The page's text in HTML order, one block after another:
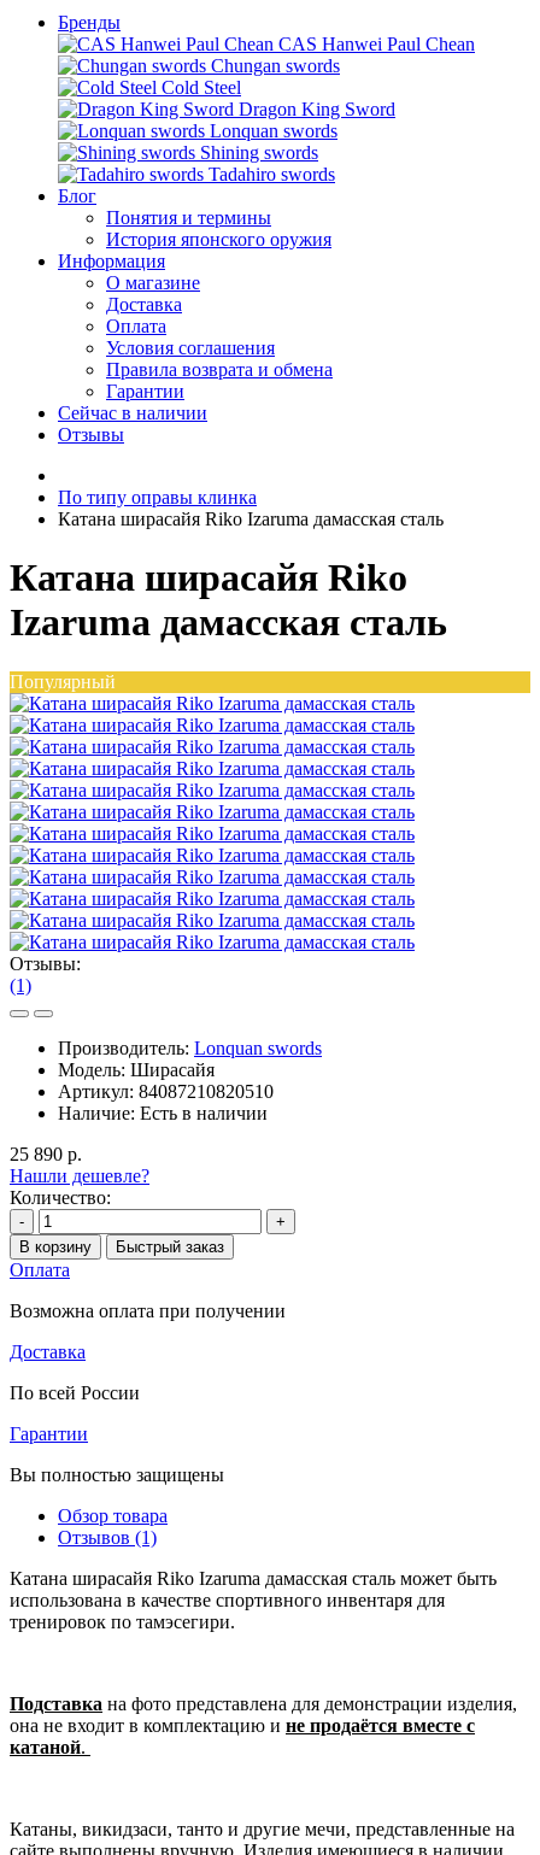
Бренды
CAS Hanwei Paul Chean
Chungan swords
Cold Steel
Dragon King Sword
Lonquan swords
Shining swords
Tadahiro swords
Блог
Понятия и термины
История японского оружия
Информация
О магазине
Доставка
Оплата
Условия соглашения
Правила возврата и обмена
Гарантии
Сейчас в наличии
Отзывы
По типу оправы клинка
Катана ширасайя Riko Izaruma дамасская сталь
Катана ширасайя Riko
Izaruma дамасская сталь
Популярный
Отзывы:
(1)
Производитель: Lonquan swords
Модель: Ширасайя
Артикул: 84087210820510
Наличие: Есть в наличии
25 890 р.
Нашли дешевле?
Количество:
-
+
В корзину
Быстрый заказ
Оплата
Возможна оплата при получении
Доставка
По всей России
Гарантии
Вы полностью защищены
Обзор товара
Отзывов (1)
Катана ширасайя Riko Izaruma дамасская сталь может быть
использована в качестве спортивного инвентаря для
тренировок по тамэсегири.
Подставка на фото представлена для демонстрации изделия,
она не входит в комплектацию и не продаётся вместе с
катаной.
Катаны, викидзаси, танто и другие мечи, представленные на
сайте выполнены вручную. Изделия имеющиеся в наличии